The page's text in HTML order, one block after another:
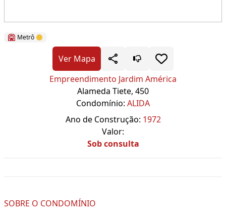
Metrô
Ver Mapa
Empreendimento Jardim América
Alameda Tiete, 450
Condomínio: ALIDA
Ano de Construção: 1972
Valor:
Sob consulta
SOBRE O CONDOMÍNIO